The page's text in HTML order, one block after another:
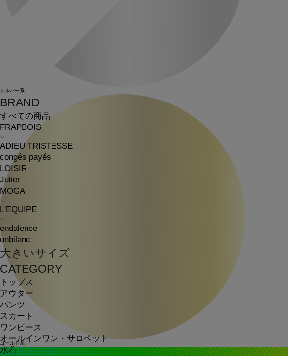
BRAND
すべての商品
FRAPBOIS
ADIEU TRISTESSE
congés payés
LOISIR
Julier
MOGA
L'EQUIPE
endalence
unbilanc
大きいサイズ
CATEGORY
トップス
アウター
パンツ
スカート
ワンピース
オールインワン・サロペット
水着
シルバー系
ゴールド系